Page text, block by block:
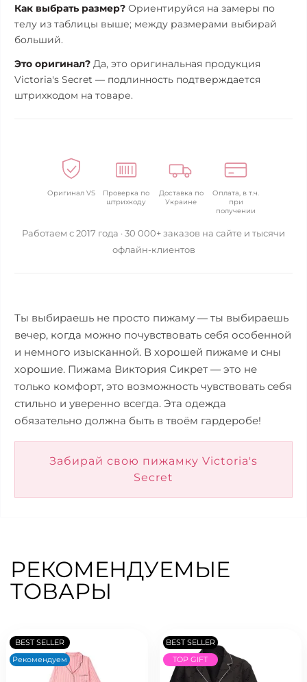
Как выбрать размер? Ориентируйся на замеры по
телу из таблицы выше; между размерами выбирай
больший.
Это оригинал? Да, это оригинальная продукция
Victoria's Secret — подлинность подтверждается
штрихкодом на товаре.
Оригинал VS
Проверка по
штрихкоду
Доставка по
Украине
Оплата, в т.ч.
при
получении
Работаем с 2017 года · 30 000+ заказов на сайте и тысячи
офлайн-клиентов
Ты выбираешь не просто пижаму — ты выбираешь
вечер, когда можно почувствовать себя особенной
и немного изысканной. В хорошей пижаме и сны
хорошие. Пижама Виктория Сикрет — это не
только комфорт, это возможность чувствовать себя
стильно и уверенно всегда. Эта одежда
обязательно должна быть в твоём гардеробе!
Забирай свою пижамку Victoria's
Secret
РЕКОМЕНДУЕМЫЕ
ТОВАРЫ
BEST SELLER
Рекомендуем
BEST SELLER
TOP GIFT